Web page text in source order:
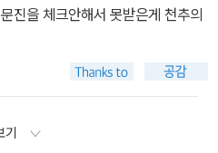
진을 체크안해서 못받은게 천추의
기